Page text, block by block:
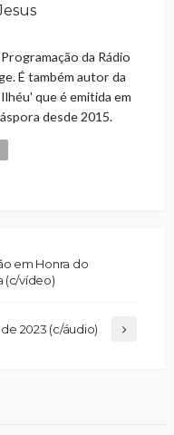
da Rádio
É também autor da
que é emitida em
desde 2015.
em Honra do
(c/vídeo)
2023 (c/áudio)